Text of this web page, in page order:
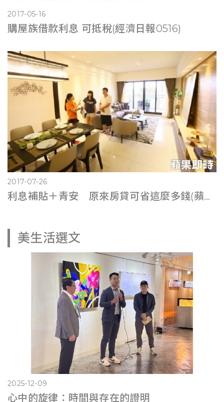
2017-05-16
購屋族借款利息 可抵稅(經濟日報0516)
2017-07-26
利息補貼＋青安 原來房貸可省這麼多錢(蘋果即時0725)
美生活選文
2025-12-09
心中的旋律：時間與存在的證明